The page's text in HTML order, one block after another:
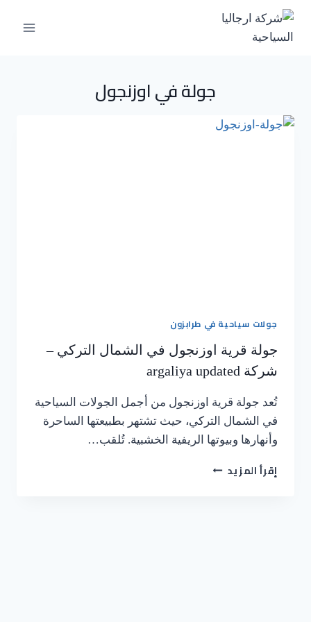
جولة في اوزنجول
جولات سياحية في طرابزون
جولة قرية اوزنجول في الشمال التركي –
شركة argaliya updated
تُعد جولة قرية اوزنجول من أجمل الجولات السياحية
في الشمال التركي، حيث تشتهر بطبيعتها الساحرة
وأنهارها وبيوتها الريفية الخشبية. تُلقب…
إقرأ المزيد